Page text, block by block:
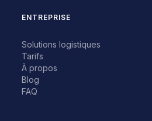
ENTREPRISE
Solutions logistiques
Tarifs
À propos
Blog
FAQ